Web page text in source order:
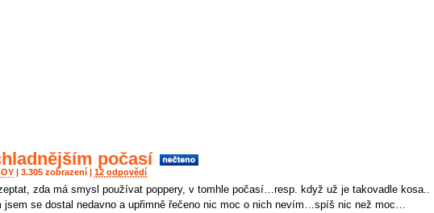
počasí
| 3.305 zobrazení | 12 odpovědí
zda má smysl používat poppery, v tomhle počasí…resp. když už je takovadle kosa..
jsem se dostal nedavno a upřimně řečeno nic moc o nich nevím…spíš nic než moc…